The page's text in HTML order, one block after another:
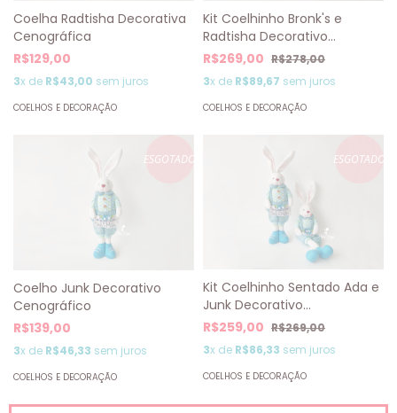
Coelha Radtisha Decorativa
Cenográfica
R$129,00
3x de R$43,00 sem juros
COELHOS E DECORAÇÃO
Kit Coelhinho Bronk's e
Radtisha Decorativo
Cenográfico
R$269,00 R$278,00
3x de R$89,67 sem juros
COELHOS E DECORAÇÃO
ESGOTADO
Coelho Junk Decorativo
Cenográfico
R$139,00
3x de R$46,33 sem juros
COELHOS E DECORAÇÃO
ESGOTADO
Kit Coelhinho Sentado Ada e
Junk Decorativo
Cenográfico
R$259,00 R$269,00
3x de R$86,33 sem juros
COELHOS E DECORAÇÃO